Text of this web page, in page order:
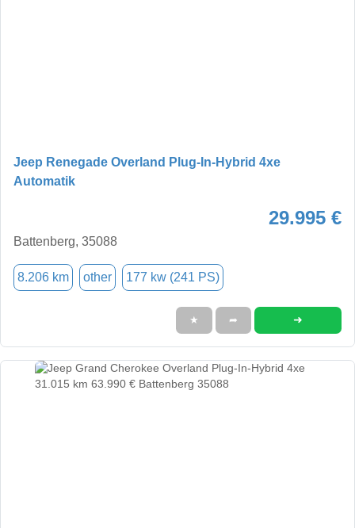
Jeep Renegade Overland Plug-In-Hybrid 4xe
Automatik
29.995 €
Battenberg, 35088
8.206 km other 177 kw (241 PS)
★ ➦ ➜